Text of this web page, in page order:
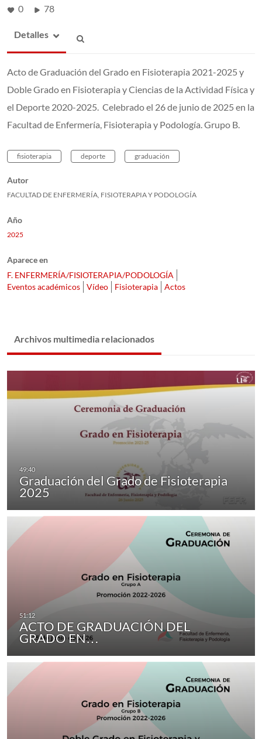
0 78
Detalles
Acto de Graduación del Grado en Fisioterapia 2021-2025 y
Doble Grado en Fisioterapia y Ciencias de la Actividad Física y
el Deporte 2020-2025. Celebrado el 26 de junio de 2025 en la
Facultad de Enfermería, Fisioterapia y Podología. Grupo B.
fisioterapia deporte graduación
Autor
FACULTAD DE ENFERMERÍA, FISIOTERAPIA Y PODOLOGÍA
Año
2025
Aparece en
F. ENFERMERÍA/FISIOTERAPIA/PODOLOGÍA
Eventos académicos
Vídeo Fisioterapia Actos
Archivos multimedia relacionados
Graduación del Grado de Fisioterapia
2025
ACTO DE GRADUACIÓN DEL
GRADO EN…